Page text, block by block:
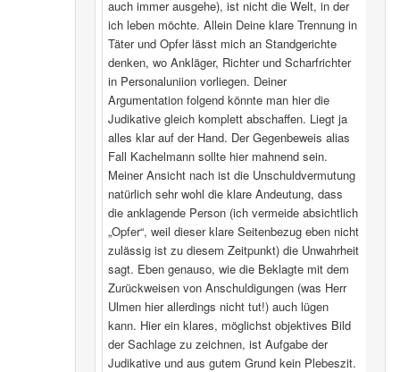
auch immer ausgehe), ist nicht die Welt, in der
ich leben möchte. Allein Deine klare Trennung in
Täter und Opfer lässt mich an Standgerichte
denken, wo Ankläger, Richter und Scharfrichter
in Personaluniion vorliegen. Deiner
Argumentation folgend könnte man hier die
Judikative gleich komplett abschaffen. Liegt ja
alles klar auf der Hand. Der Gegenbeweis alias
Fall Kachelmann sollte hier mahnend sein.
Meiner Ansicht nach ist die Unschuldvermutung
natürlich sehr wohl die klare Andeutung, dass
die anklagende Person (ich vermeide absichtlich
„Opfer“, weil dieser klare Seitenbezug eben nicht
zulässig ist zu diesem Zeitpunkt) die Unwahrheit
sagt. Eben genauso, wie die Beklagte mit dem
Zurückweisen von Anschuldigungen (was Herr
Ulmen hier allerdings nicht tut!) auch lügen
kann. Hier ein klares, möglichst objektives Bild
der Sachlage zu zeichnen, ist Aufgabe der
Judikative und aus gutem Grund kein Plebeszit.